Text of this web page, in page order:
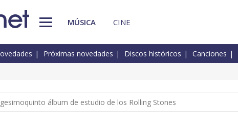
MÚSICA CINE
Próximas novedades Discos históricos Canciones
álbum de estudio de los Rolling Stones